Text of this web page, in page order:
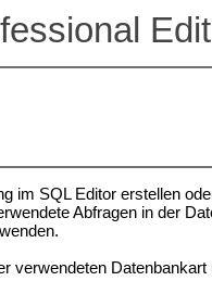
im SQL Editor erstellen
Abfragen in der
verwendeten